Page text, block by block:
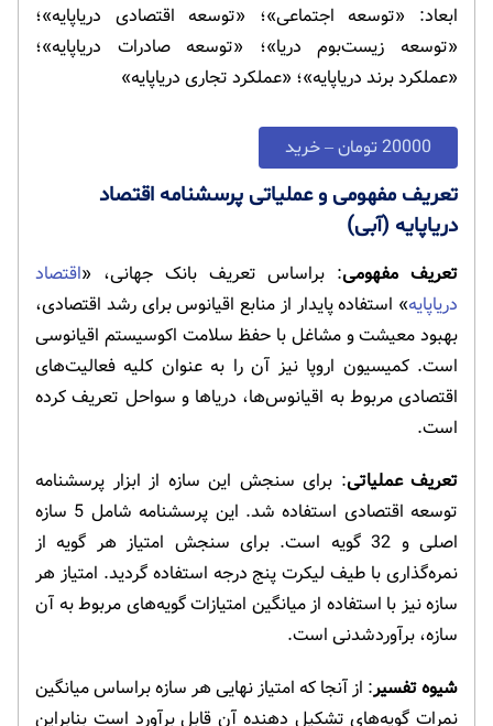
ابعاد: «توسعه اجتماعی»؛ «توسعه اقتصادی دریاپایه»؛
«توسعه زیست‌بوم دریا»؛ «توسعه صادرات دریاپایه»؛
«عملکرد برند دریاپایه»؛ «عملکرد تجاری دریاپایه»
20000 تومان – خرید
تعریف مفهومی و عملیاتی پرسشنامه اقتصاد
دریاپایه (آبی)
تعریف مفهومی: براساس تعریف بانک جهانی، «اقتصاد
دریاپایه» استفاده پایدار از منابع اقیانوس برای رشد اقتصادی،
بهبود معیشت و مشاغل با حفظ سلامت اکوسیستم اقیانوسی
است. کمیسیون اروپا نیز آن را به عنوان کلیه فعالیت‌های
اقتصادی مربوط به اقیانوس‌ها، دریاها و سواحل تعریف کرده
است.
تعریف عملیاتی: برای سنجش این سازه از ابزار پرسشنامه
توسعه اقتصادی استفاده شد. این پرسشنامه شامل 5 سازه
اصلی و 32 گویه است. برای سنجش امتیاز هر گویه از
نمره‌گذاری با طیف لیکرت پنج درجه استفاده گردید. امتیاز هر
سازه نیز با استفاده از میانگین امتیازات گویه‌های مربوط به آن
سازه، برآوردشدنی است.
شیوه تفسیر: از آنجا که امتیاز نهایی هر سازه براساس میانگین
نمرات گویه‌های تشکیل دهنده آن قابل برآورد است بنابراین